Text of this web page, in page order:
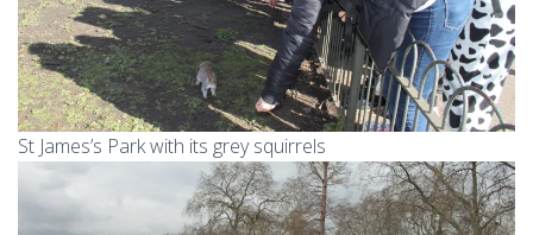
St James’s Park with its grey squirrels